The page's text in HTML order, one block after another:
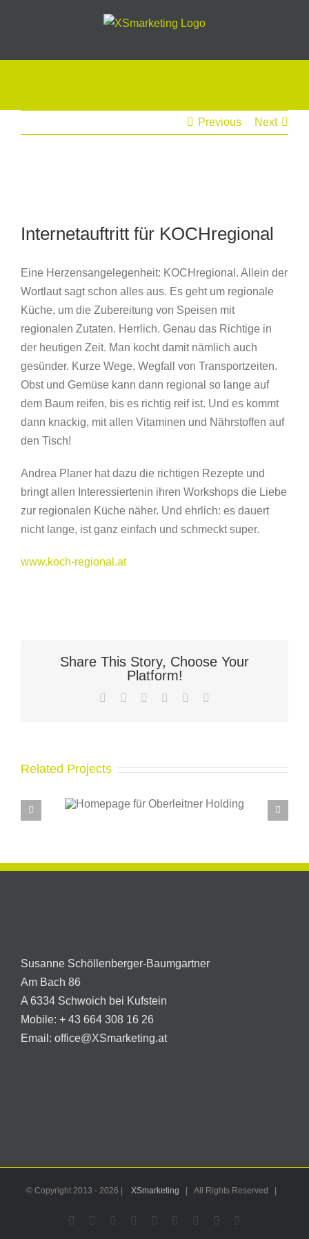
Previous Next
Internetauftritt für KOCHregional
Eine Herzensangelegenheit: KOCHregional. Allein der
Wortlaut sagt schon alles aus. Es geht um regionale
Küche, um die Zubereitung von Speisen mit
regionalen Zutaten. Herrlich. Genau das Richtige in
der heutigen Zeit. Man kocht damit nämlich auch
gesünder. Kurze Wege, Wegfall von Transportzeiten.
Obst und Gemüse kann dann regional so lange auf
dem Baum reifen, bis es richtig reif ist. Und es kommt
dann knackig, mit allen Vitaminen und Nährstoffen auf
den Tisch!
Andrea Planer hat dazu die richtigen Rezepte und
bringt allen Interessiertenin ihren Workshops die Liebe
zur regionalen Küche näher. Und ehrlich: es dauert
nicht lange, ist ganz einfach und schmeckt super.
www.koch-regional.at
Share This Story, Choose Your
Platform!
Facebook LinkedInWhatsApp
Pinterest
Related Projects
Neues Restaurant –
Susanne Schöllenberger-Baumgartner
Am Bach 86
A 6334 Schwoich bei Kufstein
Mobile: + 43 664 308 16 26
Email: office@XSmarketing.at
© Copyright 2013 - 2026 | XSmarketing | All Rights Reserved |
Facebook
Flickr YouTubeInstagramPinterestLinkedIn
Email